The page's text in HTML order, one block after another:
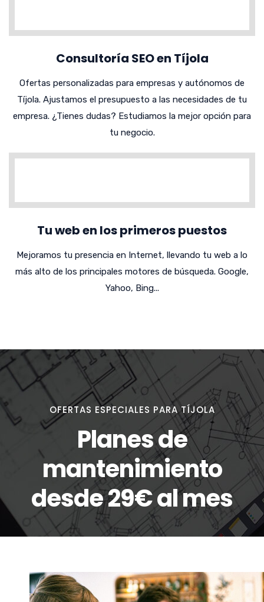
Consultoría SEO en Tíjola
Ofertas personalizadas para empresas y autónomos de
Tíjola. Ajustamos el presupuesto a las necesidades de tu
empresa. ¿Tienes dudas? Estudiamos la mejor opción para
tu negocio.
Tu web en los primeros puestos
Mejoramos tu presencia en Internet, llevando tu web a lo
más alto de los principales motores de búsqueda. Google,
Yahoo, Bing...
OFERTAS ESPECIALES PARA TÍJOLA
Planes de
mantenimiento
desde 29€ al mes